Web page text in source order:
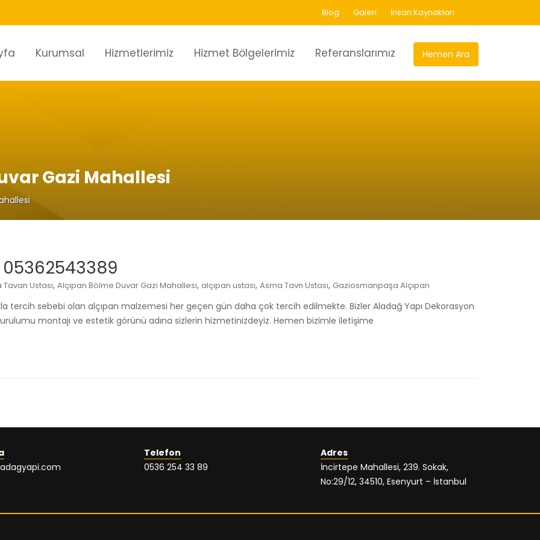
Blog Galeri İnsan Kaynakları
Hemen Ara
Kurumsal Hizmetlerimiz Hizmet Bölgelerimiz Referanslarımız
Gazi Mahallesi
Ustası, Alçıpan Bölme Duvar Gazi Mahallesi, alçıpan ustası, Asma Tavn Ustası, Gaziosmanpaşa Alçıpan
tercih sebebi olan alçıpan malzemesi her geçen gün daha çok tercih edilmekte. Bizler Aladağ Yapı Dekorasyon
montajı ve estetik görünü adına sizlerin hizmetinizdeyiz. Hemen bizimle iletişime
Telefon
0536 254 33 89
Adres
İncirtepe Mahallesi, 239. Sokak,
No:29/12, 34510, Esenyurt – İstanbul